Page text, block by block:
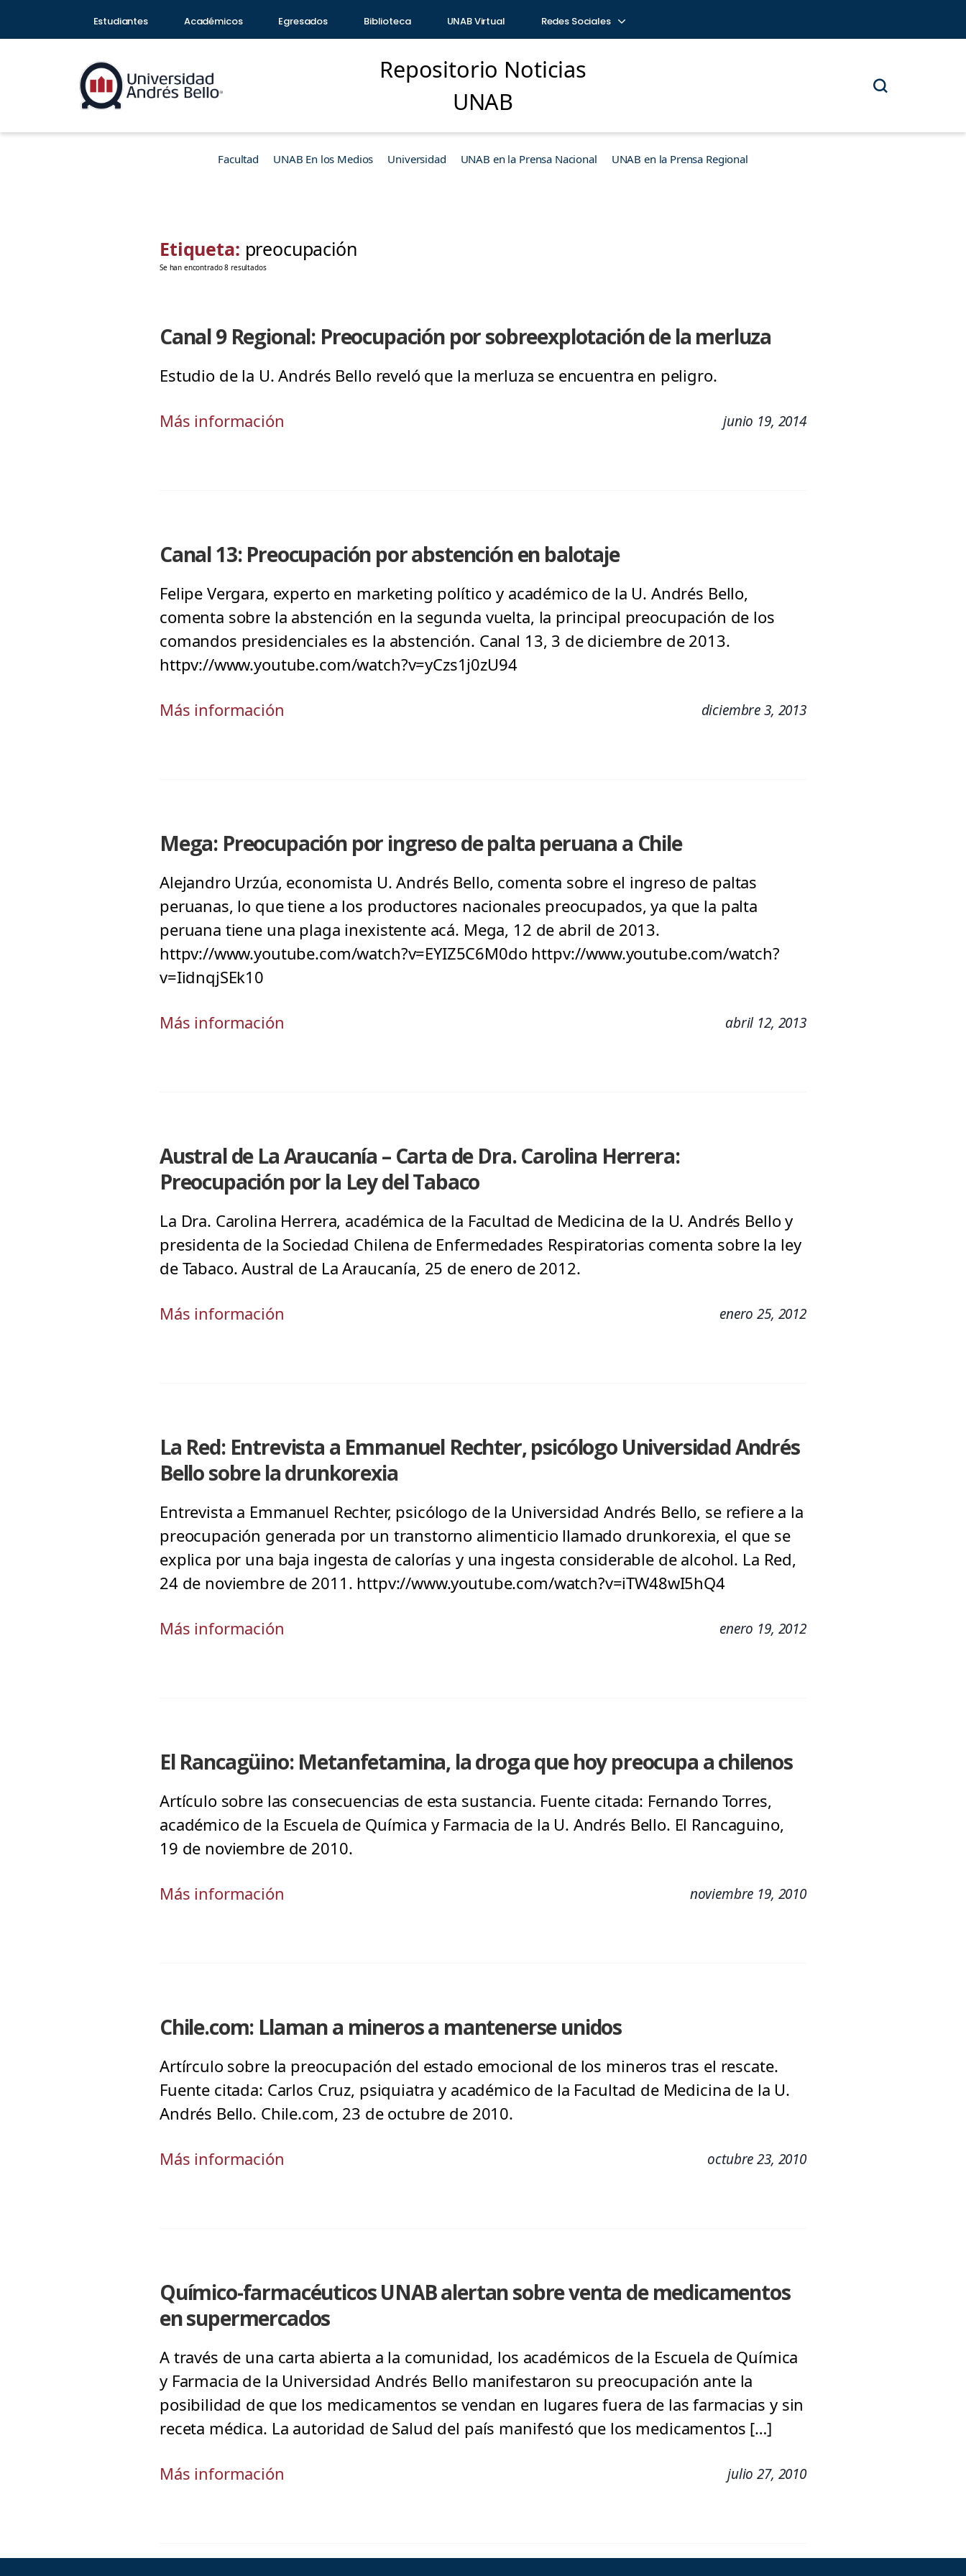
Estudiantes Académicos Egresados Biblioteca UNAB Virtual Redes Sociales
Repositorio Noticias
UNAB
Facultad UNAB En los Medios Universidad UNAB en la Prensa Nacional UNAB en la Prensa Regional
Etiqueta: preocupación
Se han encontrado 8 resultados
Canal 9 Regional: Preocupación por sobreexplotación de la merluza
Estudio de la U. Andrés Bello reveló que la merluza se encuentra en peligro.
Más información junio 19, 2014
Canal 13: Preocupación por abstención en balotaje
Felipe Vergara, experto en marketing político y académico de la U. Andrés Bello,
comenta sobre la abstención en la segunda vuelta, la principal preocupación de los
comandos presidenciales es la abstención. Canal 13, 3 de diciembre de 2013.
httpv://www.youtube.com/watch?v=yCzs1j0zU94
Más información diciembre 3, 2013
Mega: Preocupación por ingreso de palta peruana a Chile
Alejandro Urzúa, economista U. Andrés Bello, comenta sobre el ingreso de paltas
peruanas, lo que tiene a los productores nacionales preocupados, ya que la palta
peruana tiene una plaga inexistente acá. Mega, 12 de abril de 2013.
httpv://www.youtube.com/watch?v=EYIZ5C6M0do httpv://www.youtube.com/watch?
v=IidnqjSEk10
Más información abril 12, 2013
Austral de La Araucanía – Carta de Dra. Carolina Herrera:
Preocupación por la Ley del Tabaco
La Dra. Carolina Herrera, académica de la Facultad de Medicina de la U. Andrés Bello y
presidenta de la Sociedad Chilena de Enfermedades Respiratorias comenta sobre la ley
de Tabaco. Austral de La Araucanía, 25 de enero de 2012.
Más información enero 25, 2012
La Red: Entrevista a Emmanuel Rechter, psicólogo Universidad Andrés
Bello sobre la drunkorexia
Entrevista a Emmanuel Rechter, psicólogo de la Universidad Andrés Bello, se refiere a la
preocupación generada por un transtorno alimenticio llamado drunkorexia, el que se
explica por una baja ingesta de calorías y una ingesta considerable de alcohol. La Red,
24 de noviembre de 2011. httpv://www.youtube.com/watch?v=iTW48wI5hQ4
Más información enero 19, 2012
El Rancagüino: Metanfetamina, la droga que hoy preocupa a chilenos
Artículo sobre las consecuencias de esta sustancia. Fuente citada: Fernando Torres,
académico de la Escuela de Química y Farmacia de la U. Andrés Bello. El Rancaguino,
19 de noviembre de 2010.
Más información noviembre 19, 2010
Chile.com: Llaman a mineros a mantenerse unidos
Artírculo sobre la preocupación del estado emocional de los mineros tras el rescate.
Fuente citada: Carlos Cruz, psiquiatra y académico de la Facultad de Medicina de la U.
Andrés Bello. Chile.com, 23 de octubre de 2010.
Más información octubre 23, 2010
Químico-farmacéuticos UNAB alertan sobre venta de medicamentos
en supermercados
A través de una carta abierta a la comunidad, los académicos de la Escuela de Química
y Farmacia de la Universidad Andrés Bello manifestaron su preocupación ante la
posibilidad de que los medicamentos se vendan en lugares fuera de las farmacias y sin
receta médica. La autoridad de Salud del país manifestó que los medicamentos […]
Más información julio 27, 2010